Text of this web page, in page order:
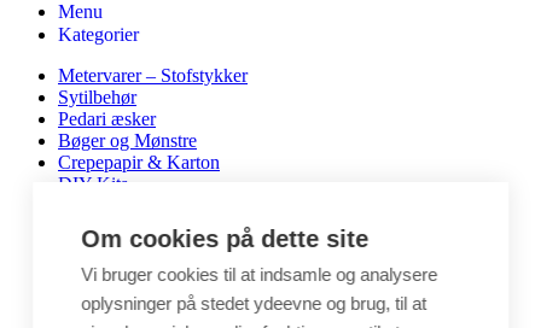
Menu
Kategorier
Metervarer – Stofstykker
Sytilbehør
Pedari æsker
Bøger og Mønstre
Crepepapir & Karton
DIY Kits
Interiør / Puder
Unika / Accessories
Garn
Perler & smykkedele
Tegne & maleartikler
Om cookies på dette site
Vi bruger cookies til at indsamle og analysere
oplysninger på stedet ydeevne og brug, til at